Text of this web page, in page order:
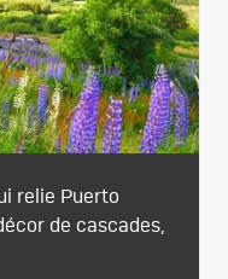
relie Puerto
de cascades,